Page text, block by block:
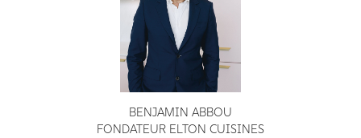
BENJAMIN ABBOU
FONDATEUR ELTON CUISINES